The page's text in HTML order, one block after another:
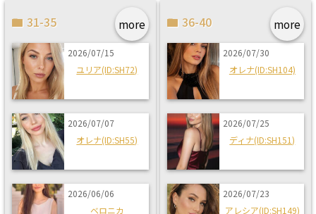
more
31-35
2026/07/15
ユリア(ID:SH72)
2026/07/07
オレナ(ID:SH55)
2026/06/06
ベロニカ
more
36-40
2026/07/30
オレナ(ID:SH104)
2026/07/25
ディナ(ID:SH151)
2026/07/23
アレシア(ID:SH149)